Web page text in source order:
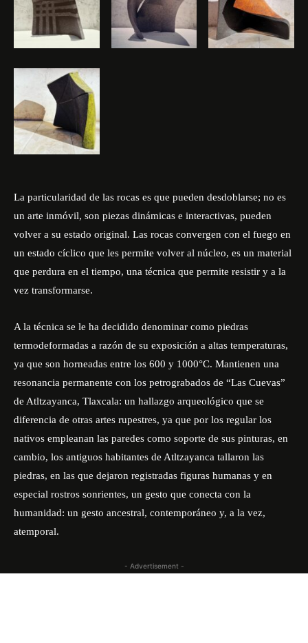
La particularidad de las rocas es que pueden desdoblarse; no es
un arte inmóvil, son piezas dinámicas e interactivas, pueden
volver a su estado original. Las rocas convergen con el fuego en
un estado cíclico que les permite volver al núcleo, es un material
que perdura en el tiempo, una técnica que permite resistir y a la
vez transformarse.
A la técnica se le ha decidido denominar como piedras
termodeformadas a razón de su exposición a altas temperaturas,
ya que son horneadas entre los 600 y 1000°C. Mantienen una
resonancia permanente con los petrograbados de “Las Cuevas”
de Atltzayanca, Tlaxcala: un hallazgo arqueológico que se
diferencia de otras artes rupestres, ya que por los regular los
nativos empleanan las paredes como soporte de sus pinturas, en
cambio, los antiguos habitantes de Atltzayanca tallaron las
piedras, en las que dejaron registradas figuras humanas y en
especial rostros sonrientes, un gesto que conecta con la
humanidad: un gesto ancestral, contemporáneo y, a la vez,
atemporal.
- Advertisement -